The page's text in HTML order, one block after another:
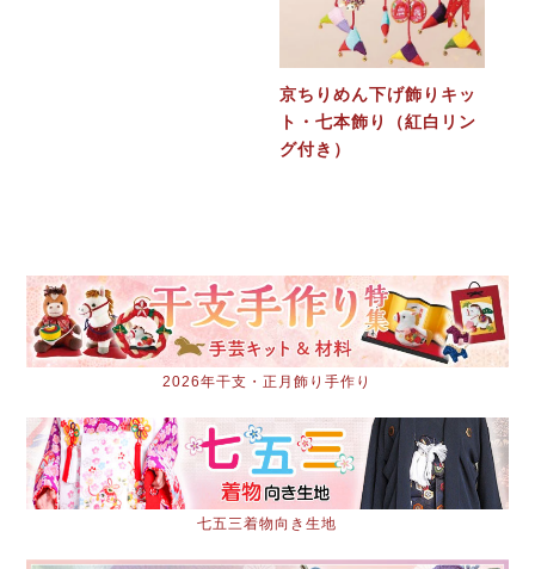
京ちりめん下げ飾りキッ
ト・七本飾り（紅白リン
グ付き）
2026年干支・正月飾り手作り
七五三着物向き生地